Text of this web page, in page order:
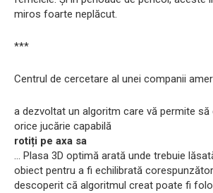
miros foarte neplăcut.
***
Centrul de cercetare al unei companii
a dezvoltat un algoritm care vă permite să
orice jucărie capabilă
rotiți pe axa sa
... Plasa 3D optimă arată unde trebuie
obiect pentru a fi echilibrată
descoperit că algoritmul creat poate fi